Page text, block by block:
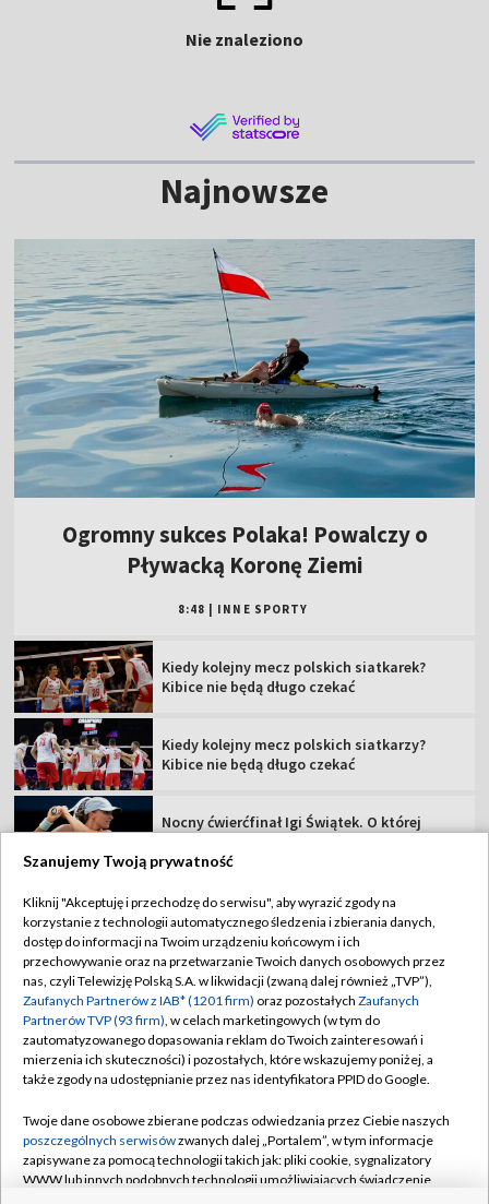
Nie znaleziono
Najnowsze
Ogromny sukces Polaka! Powalczy o
Pływacką Koronę Ziemi
8:48 INNE SPORTY
Kiedy kolejny mecz polskich siatkarek?
Kibice nie będą długo czekać
Kiedy kolejny mecz polskich siatkarzy?
Kibice nie będą długo czekać
Nocny ćwierćfinał Igi Świątek. O której
Polski mistrz olimpijski zakończył karierę!
ME w pływaniu: oglądaj sesję poranną 1.
dnia
Lekkoatletyczne ME od dziś w TVP! Oto
rozkład startów Polaków
TVP
Szanujemy Twoją prywatność
Kliknij "Akceptuję i przechodzę do serwisu", aby wyrazić zgody na
korzystanie z technologii automatycznego śledzenia i zbierania danych,
dostęp do informacji na Twoim urządzeniu końcowym i ich
przechowywanie oraz na przetwarzanie Twoich danych osobowych przez
nas, czyli Telewizję Polską S.A. w likwidacji (zwaną dalej również „TVP”),
Zaufanych Partnerów z IAB* (1201 firm) oraz pozostałych Zaufanych
Partnerów TVP (93 firm), w celach marketingowych (w tym do
zautomatyzowanego dopasowania reklam do Twoich zainteresowań i
mierzenia ich skuteczności) i pozostałych, które wskazujemy poniżej, a
także zgody na udostępnianie przez nas identyfikatora PPID do Google.
Twoje dane osobowe zbierane podczas odwiedzania przez Ciebie naszych
poszczególnych serwisówzwanych dalej „Portalem”, w tym informacje
zapisywane za pomocą technologii takich jak: pliki cookie, sygnalizatory
WWW lub innych podobnych technologii umożliwiających świadczenie